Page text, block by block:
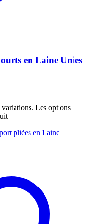
en Laine Unies
Les options